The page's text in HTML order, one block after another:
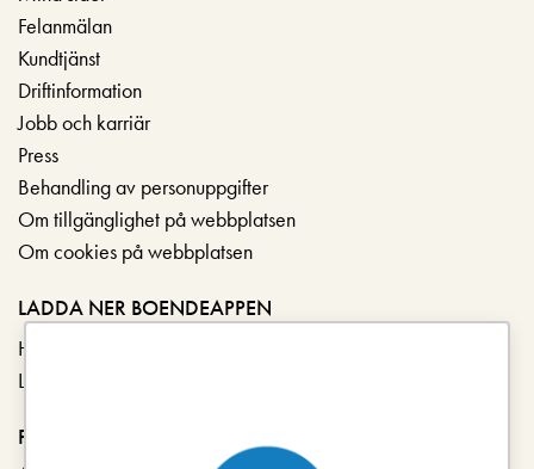
Felanmälan
Kundtjänst
Driftinformation
Jobb och karriär
Press
Behandling av personuppgifter
Om tillgänglighet på webbplatsen
Om cookies på webbplatsen
LADDA NER BOENDEAPPEN
Hämta i App Store
Ladda ner på Google Play
FÖLJ OSS